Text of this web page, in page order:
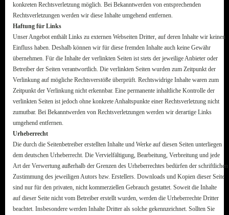
konkreten Rechtsverletzung möglich. Bei Bekanntwerden von entsprechenden
Rechtsverletzungen werden wir diese Inhalte umgehend entfernen.
Haftung für Links
Unser Angebot enthält Links zu externen Webseiten Dritter, auf deren Inhalte wir keinen
Einfluss haben. Deshalb können wir für diese fremden Inhalte auch keine Gewähr
übernehmen. Für die Inhalte der verlinkten Seiten ist stets der jeweilige Anbieter oder
Betreiber der Seiten verantwortlich. Die verlinkten Seiten wurden zum Zeitpunkt der
Verlinkung auf mögliche Rechtsverstöße überprüft. Rechtswidrige Inhalte waren zum
Zeitpunkt der Verlinkung nicht erkennbar. Eine permanente inhaltliche Kontrolle der
verlinkten Seiten ist jedoch ohne konkrete Anhaltspunkte einer Rechtsverletzung nicht
zumutbar. Bei Bekanntwerden von Rechtsverletzungen werden wir derartige Links
umgehend entfernen.
Urheberrecht
Die durch die Seitenbetreiber erstellten Inhalte und Werke auf diesen Seiten unterliegen
dem deutschen Urheberrecht. Die Vervielfältigung, Bearbeitung, Verbreitung und jede
Art der Verwertung außerhalb der Grenzen des Urheberrechtes bedürfen der schriftlichen
Zustimmung des jeweiligen Autors bzw. Erstellers. Downloads und Kopien dieser Seite
sind nur für den privaten, nicht kommerziellen Gebrauch gestattet. Soweit die Inhalte
auf dieser Seite nicht vom Betreiber erstellt wurden, werden die Urheberrechte Dritter
beachtet. Insbesondere werden Inhalte Dritter als solche gekennzeichnet. Sollten Sie